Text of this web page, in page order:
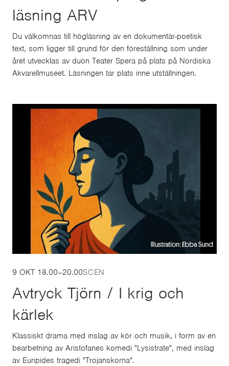
läsning ARV
Du välkomnas till högläsning av en dokumentär-poetisk
text, som ligger till grund för den föreställning som under
året utvecklas av duon Teater Spera på plats på Nordiska
Akvarellmuseet. Läsningen tar plats inne utställningen.
9 OKT 18.00–20.00SCEN
Avtryck Tjörn / I krig och
kärlek
Klassiskt drama med inslag av kör och musik, i form av en
bearbetning av Aristofanes komedi "Lysistrate", med inslag
av Euripides tragedi "Trojanskorna".